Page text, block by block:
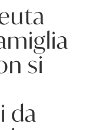
si
da